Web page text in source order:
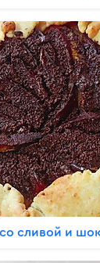
сливой и